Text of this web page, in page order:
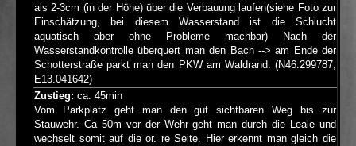
als 2-3cm (in der Höhe) über die Verbauung laufen(siehe Foto zur
Einschätzung, bei diesem Wasserstand ist die Schlucht
aquatisch aber ohne Probleme machbar) Nach der
Wasserstandkontrolle überquert man den Bach --> am Ende der
Schotterstraße parkt man den PKW am Waldrand. (N46.299787,
E13.041642)
Zustieg: ca. 45min
Vom Parkplatz geht man den gut sichtbaren Weg bis zur
Stauwehr. Ca 50m vor der Wehr geht man durch die Leale und
wechselt somit auf die or. re Seite. Hier erkennt man gleich die